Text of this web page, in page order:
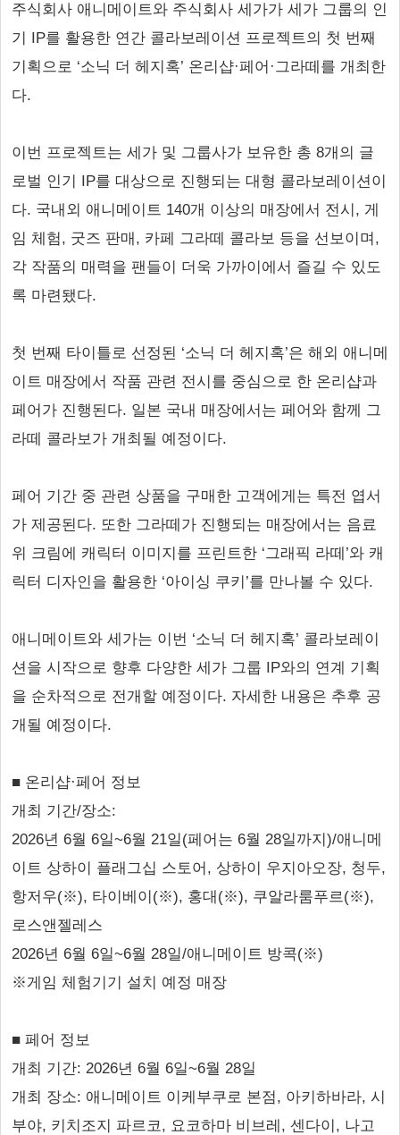
주식회사 애니메이트와 주식회사 세가가 세가 그룹의 인
기 IP를 활용한 연간 콜라보레이션 프로젝트의 첫 번째
기획으로 ‘소닉 더 헤지혹’ 온리샵·페어·그라떼를 개최한
다.
이번 프로젝트는 세가 및 그룹사가 보유한 총 8개의 글
로벌 인기 IP를 대상으로 진행되는 대형 콜라보레이션이
다. 국내외 애니메이트 140개 이상의 매장에서 전시, 게
임 체험, 굿즈 판매, 카페 그라떼 콜라보 등을 선보이며,
각 작품의 매력을 팬들이 더욱 가까이에서 즐길 수 있도
록 마련됐다.
첫 번째 타이틀로 선정된 ‘소닉 더 헤지혹’은 해외 애니메
이트 매장에서 작품 관련 전시를 중심으로 한 온리샵과
페어가 진행된다. 일본 국내 매장에서는 페어와 함께 그
라떼 콜라보가 개최될 예정이다.
페어 기간 중 관련 상품을 구매한 고객에게는 특전 엽서
가 제공된다. 또한 그라떼가 진행되는 매장에서는 음료
위 크림에 캐릭터 이미지를 프린트한 ‘그래픽 라떼’와 캐
릭터 디자인을 활용한 ‘아이싱 쿠키’를 만나볼 수 있다.
애니메이트와 세가는 이번 ‘소닉 더 헤지혹’ 콜라보레이
션을 시작으로 향후 다양한 세가 그룹 IP와의 연계 기획
을 순차적으로 전개할 예정이다. 자세한 내용은 추후 공
개될 예정이다.
■ 온리샵·페어 정보
개최 기간/장소:
2026년 6월 6일~6월 21일(페어는 6월 28일까지)/애니메
이트 상하이 플래그십 스토어, 상하이 우지아오장, 청두,
항저우(※), 타이베이(※), 홍대(※), 쿠알라룸푸르(※),
로스앤젤레스
2026년 6월 6일~6월 28일/애니메이트 방콕(※)
※게임 체험기기 설치 예정 매장
■ 페어 정보
개최 기간: 2026년 6월 6일~6월 28일
개최 장소: 애니메이트 이케부쿠로 본점, 아키하바라, 시
부야, 키치조지 파르코, 요코하마 비브레, 센다이, 나고